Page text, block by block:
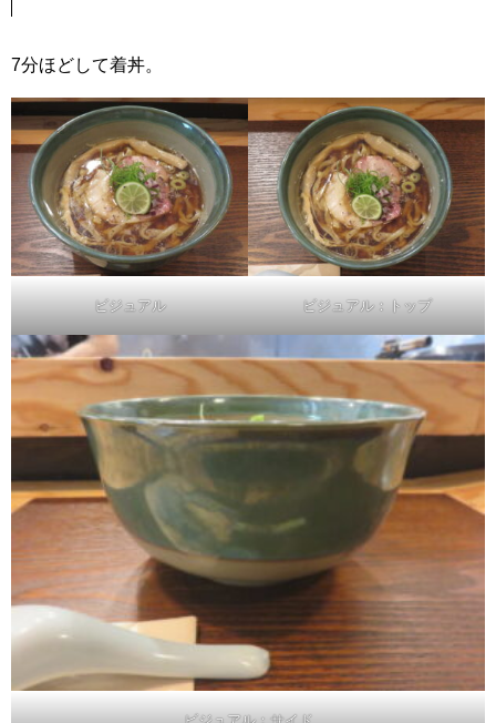
7分ほどして着丼。
ビジュアル ビジュアル：トップ